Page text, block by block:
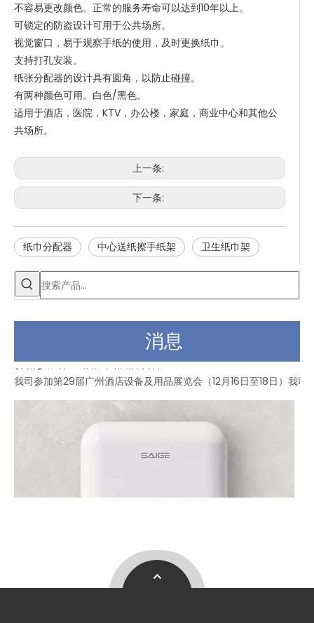
不容易更改颜色。正常的服务寿命可以达到10年以上。
可锁定的防盗设计可用于公共场所。
视觉窗口，易于观察手纸的使用，及时更换纸巾。
支持打孔安装。
纸张分配器的设计具有圆角，以防止碰撞。
有两种颜色可用。白色/黑色。
适用于酒店，医院，KTV，办公楼，家庭，商业中心和其他公
共场所。
上一条:
下一条:
纸巾分配器 中心送纸擦手纸架 卫生纸巾架
消息
赛格参加第30届广州酒店设备及用品展览会
我司参加第29届广州酒店设备及用品展览会（12月16日至18日）我